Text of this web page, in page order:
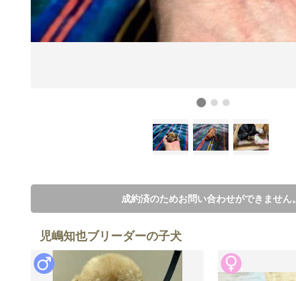
成約済のためお問い合わせができません。
児嶋知也ブリーダーの子犬